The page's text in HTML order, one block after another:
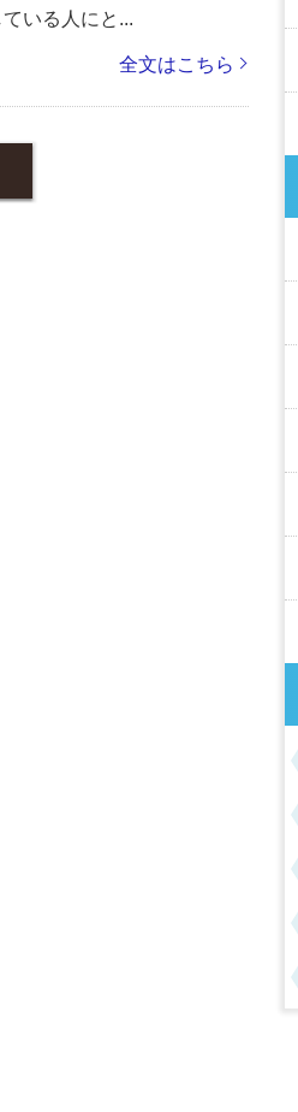
いる人にと...
全文はこちら